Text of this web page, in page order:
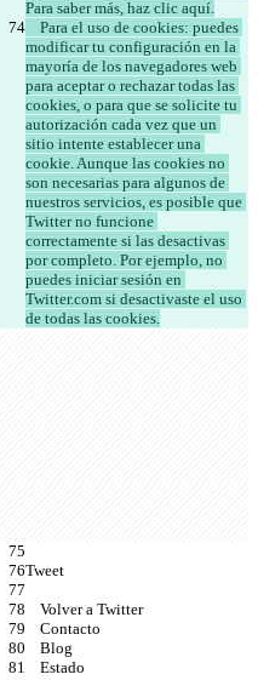
modificar tu configuración en la
mayoría de los navegadores web
para aceptar o rechazar todas las
cookies, o para que se solicite tu
autorización cada vez que un
sitio intente establecer una
cookie. Aunque las cookies no
son necesarias para algunos de
nuestros servicios, es posible que
Twitter no funcione
correctamente si las desactivas
por completo. Por ejemplo, no
puedes iniciar sesión en
Twitter.com si desactivaste el uso
de todas las cookies.